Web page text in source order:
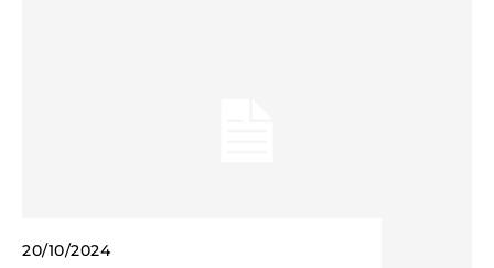
20/10/2024